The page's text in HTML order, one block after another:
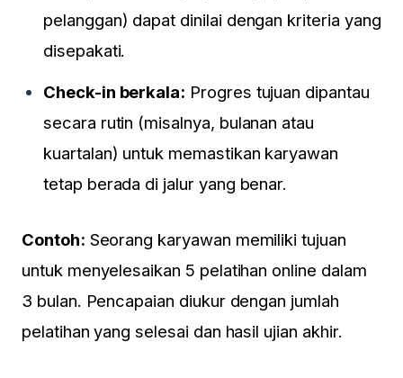
pelanggan) dapat dinilai dengan kriteria yang
disepakati.
Check-in berkala: Progres tujuan dipantau
secara rutin (misalnya, bulanan atau
kuartalan) untuk memastikan karyawan
tetap berada di jalur yang benar.
Contoh: Seorang karyawan memiliki tujuan
untuk menyelesaikan 5 pelatihan online dalam
3 bulan. Pencapaian diukur dengan jumlah
pelatihan yang selesai dan hasil ujian akhir.
BASIC HR MANAGEMENT
12-13 Agustus 2026